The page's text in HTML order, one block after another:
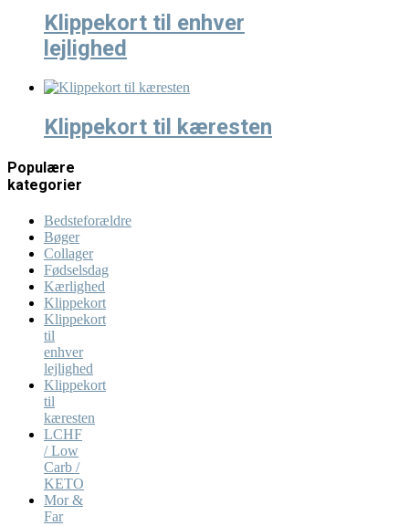
Klippekort til enhver
lejlighed
Klippekort til kæresten
Populære
kategorier
Bedsteforældre
Bøger
Collager
Fødselsdag
Kærlighed
Klippekort
Klippekort
til
enhver
lejlighed
Klippekort
til
kæresten
LCHF
/ Low
Carb /
KETO
Mor &
Far